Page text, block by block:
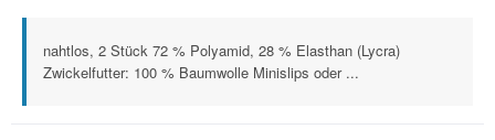
nahtlos, 2 Stück 72 % Polyamid, 28 % Elasthan (Lycra)
Zwickelfutter: 100 % Baumwolle Minislips oder ...